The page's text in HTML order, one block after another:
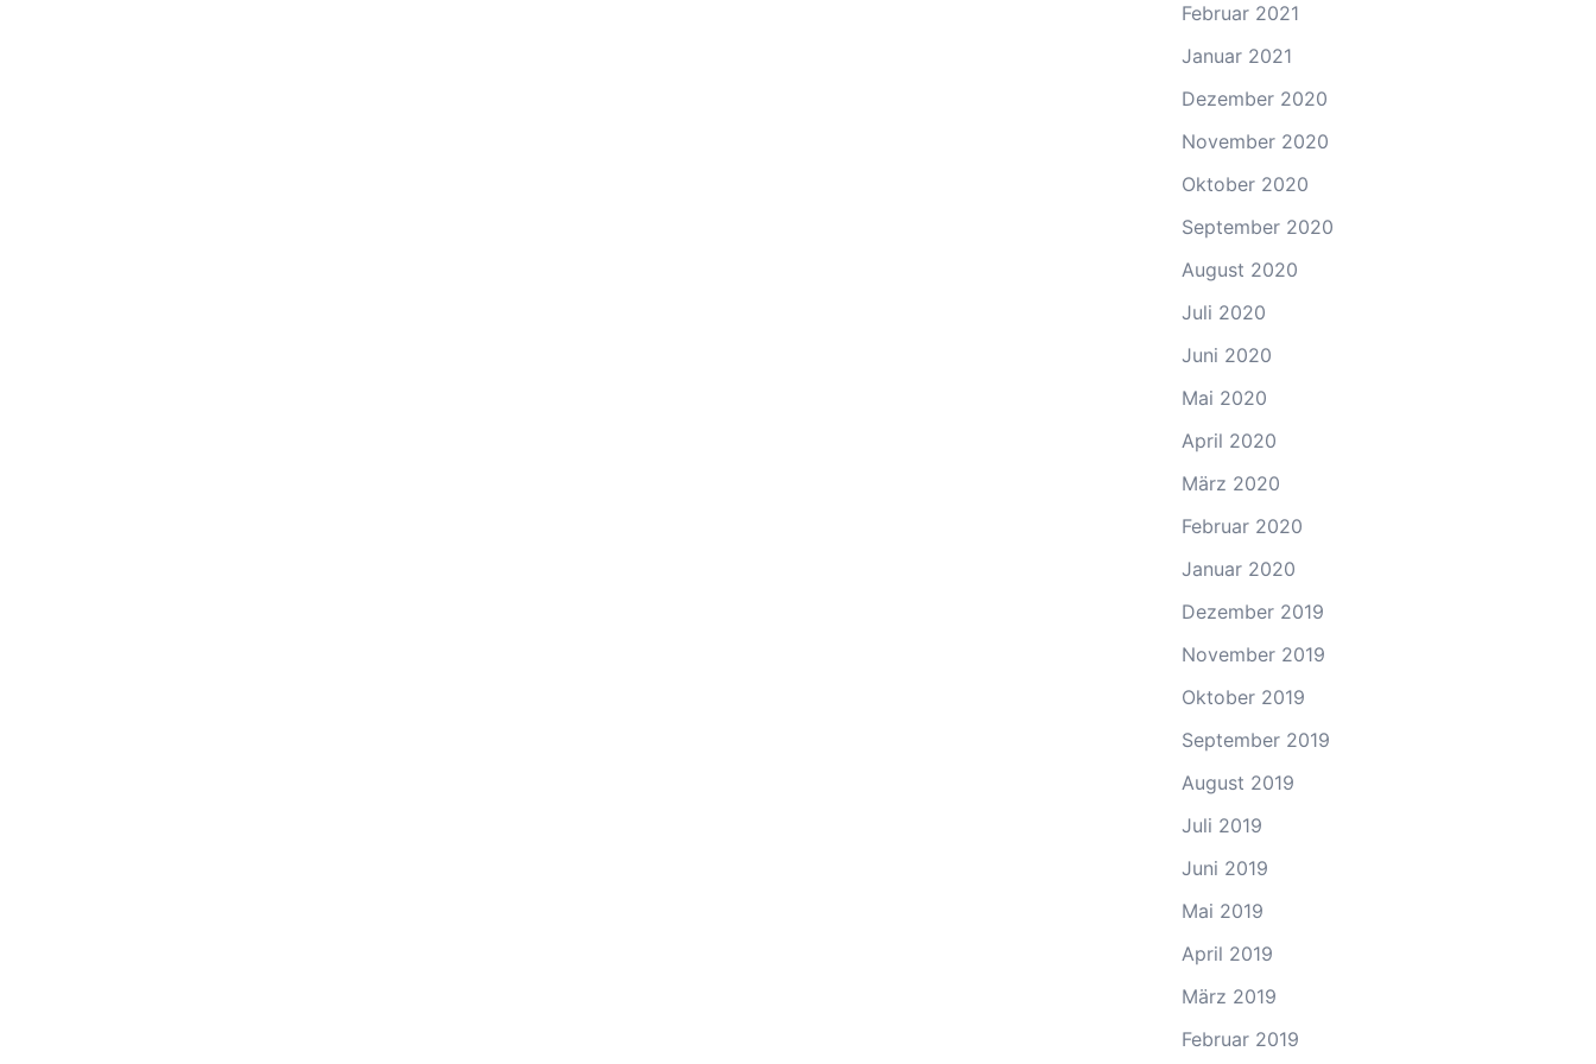
Februar 2021
Januar 2021
Dezember 2020
November 2020
Oktober 2020
September 2020
August 2020
Juli 2020
Juni 2020
Mai 2020
April 2020
März 2020
Februar 2020
Januar 2020
Dezember 2019
November 2019
Oktober 2019
September 2019
August 2019
Juli 2019
Juni 2019
Mai 2019
April 2019
März 2019
Februar 2019